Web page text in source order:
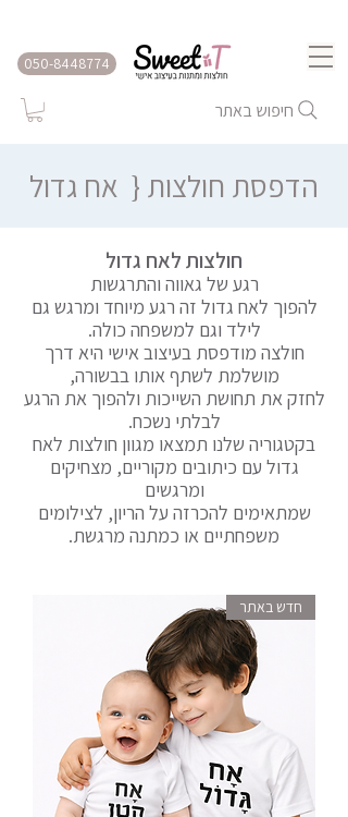
חיפוש באתר
050-8448774
הדפסת חולצות { אח גדול
חולצות לאח גדול
רגע של גאווה והתרגשות
להפוך לאח גדול זה רגע מיוחד ומרגש גם
לילד וגם למשפחה כולה.
חולצה מודפסת בעיצוב אישי היא דרך
מושלמת לשתף אותו בבשורה,
לחזק את תחושת השייכות ולהפוך את הרגע
לבלתי נשכח.
בקטגוריה שלנו תמצאו מגוון חולצות לאח
גדול עם כיתובים מקוריים, מצחיקים
ומרגשים
שמתאימים להכרזה על הריון, לצילומים
משפחתיים או כמתנה מרגשת.
חדש באתר